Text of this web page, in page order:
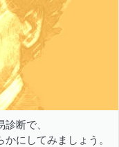
断で、
にしてみましょう。